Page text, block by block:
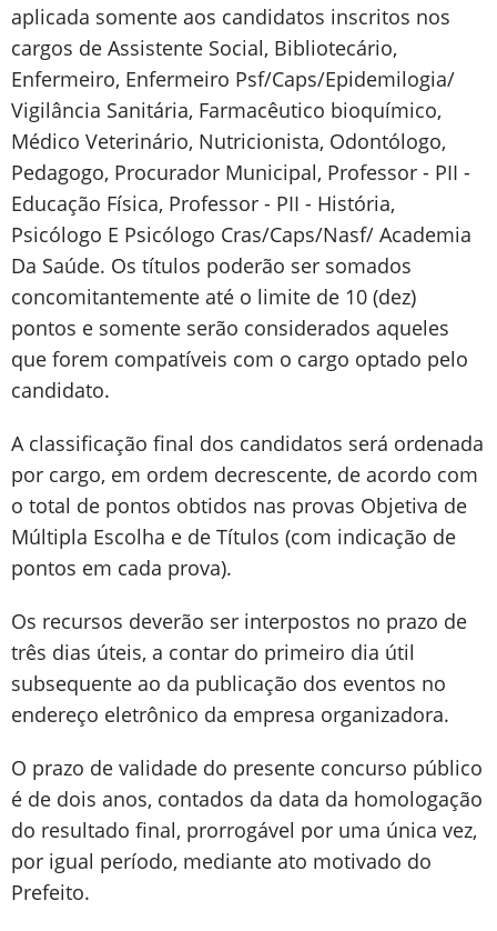
aplicada somente aos candidatos inscritos nos
cargos de Assistente Social, Bibliotecário,
Enfermeiro, Enfermeiro Psf/Caps/Epidemilogia/
Vigilância Sanitária, Farmacêutico bioquímico,
Médico Veterinário, Nutricionista, Odontólogo,
Pedagogo, Procurador Municipal, Professor - PII -
Educação Física, Professor - PII - História,
Psicólogo E Psicólogo Cras/Caps/Nasf/ Academia
Da Saúde. Os títulos poderão ser somados
concomitantemente até o limite de 10 (dez)
pontos e somente serão considerados aqueles
que forem compatíveis com o cargo optado pelo
candidato.
A classificação final dos candidatos será ordenada
por cargo, em ordem decrescente, de acordo com
o total de pontos obtidos nas provas Objetiva de
Múltipla Escolha e de Títulos (com indicação de
pontos em cada prova).
Os recursos deverão ser interpostos no prazo de
três dias úteis, a contar do primeiro dia útil
subsequente ao da publicação dos eventos no
endereço eletrônico da empresa organizadora.
O prazo de validade do presente concurso público
é de dois anos, contados da data da homologação
do resultado final, prorrogável por uma única vez,
por igual período, mediante ato motivado do
Prefeito.